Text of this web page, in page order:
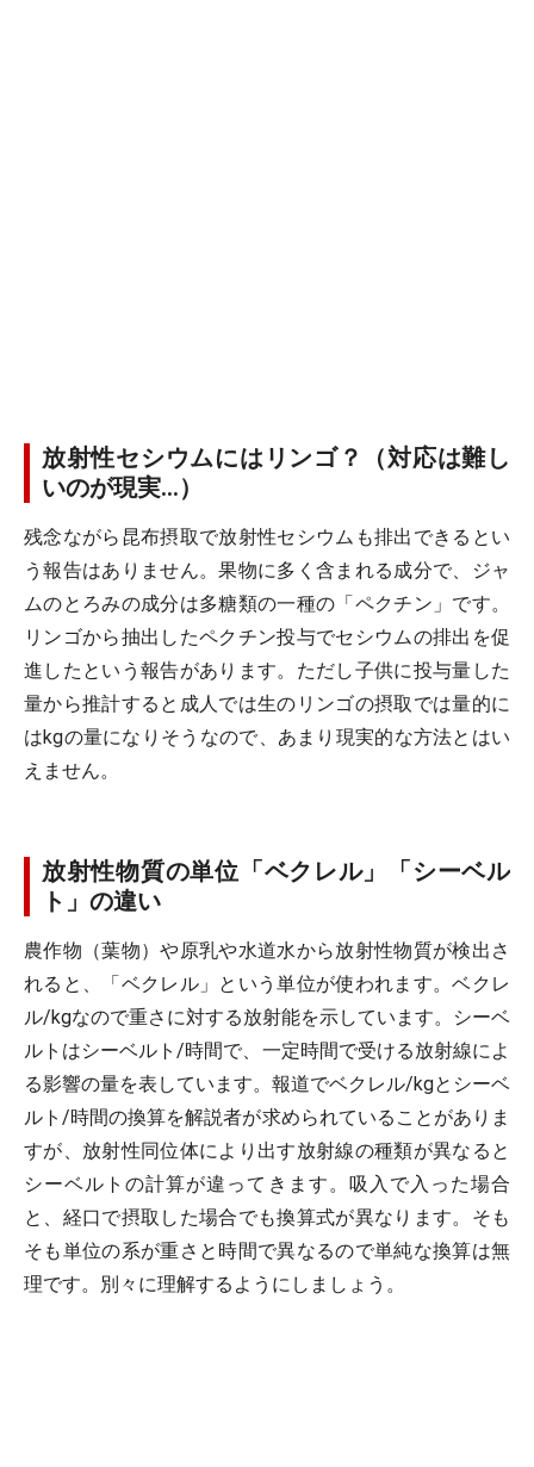
放射性セシウムにはリンゴ？（対応は難し
いのが現実…）
残念ながら昆布摂取で放射性セシウムも排出できるとい
う報告はありません。果物に多く含まれる成分で、ジャ
ムのとろみの成分は多糖類の一種の「ペクチン」です。
リンゴから抽出したペクチン投与でセシウムの排出を促
進したという報告があります。ただし子供に投与量した
量から推計すると成人では生のリンゴの摂取では量的に
はkgの量になりそうなので、あまり現実的な方法とはい
えません。
放射性物質の単位「ベクレル」「シーベル
ト」の違い
農作物（葉物）や原乳や水道水から放射性物質が検出さ
れると、「ベクレル」という単位が使われます。ベクレ
ル/kgなので重さに対する放射能を示しています。シーベ
ルトはシーベルト/時間で、一定時間で受ける放射線によ
る影響の量を表しています。報道でベクレル/kgとシーベ
ルト/時間の換算を解説者が求められていることがありま
すが、放射性同位体により出す放射線の種類が異なると
シーベルトの計算が違ってきます。吸入で入った場合
と、経口で摂取した場合でも換算式が異なります。そも
そも単位の系が重さと時間で異なるので単純な換算は無
理です。別々に理解するようにしましょう。